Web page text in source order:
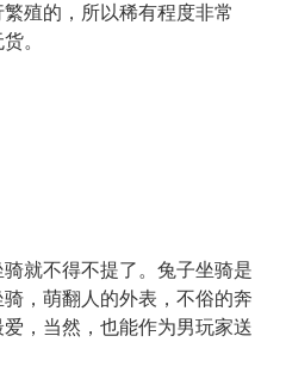
殖的，所以稀有程度非常
。
就不得不提了。兔子坐骑是
，萌翻人的外表，不俗的奔
，当然，也能作为男玩家送